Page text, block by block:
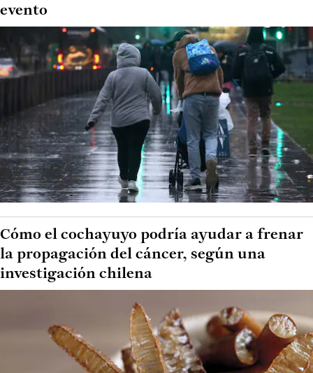
evento
Cómo el cochayuyo podría ayudar a frenar
la propagación del cáncer, según una
investigación chilena